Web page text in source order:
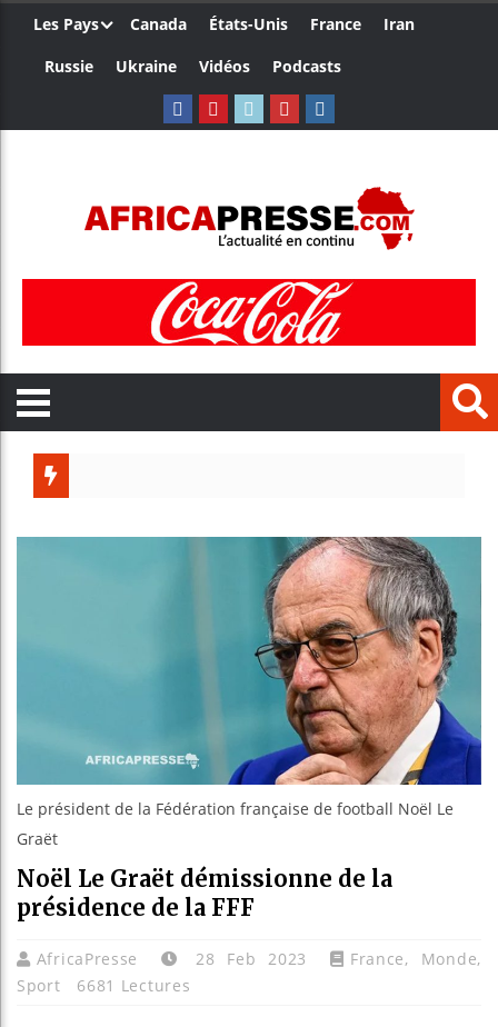
Les Pays Canada États-Unis France
Iran
Russie
Ukraine Vidéos Podcasts
Guinée :
Réforme
Bénin :
Le président de la Fédération française de football Noël Le
Graët
Noël Le Graët démissionne de la
présidence de la FFF
AfricaPresse 28 Feb 2023 France, Monde,
Sport
6681 Lectures